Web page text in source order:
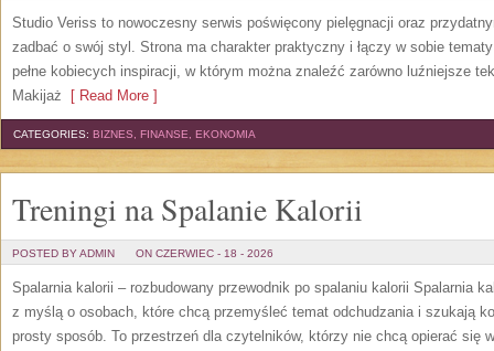
Studio Veriss to nowoczesny serwis poświęcony pielęgnacji oraz
zadbać o swój styl. Strona ma charakter praktyczny i łączy w sobie
pełne kobiecych inspiracji, w którym można znaleźć zarówno luźniejsze
Makijaż [ Read More ]
CATEGORIES: BIZNES, FINANSE, EKONOMIA
Treningi na Spalanie Kalorii
POSTED BY ADMIN ON CZERWIEC - 18 - 2026
Spalarnia kalorii – rozbudowany przewodnik po spalaniu kalorii Spalarnia
z myślą o osobach, które chcą przemyśleć temat odchudzania i szukają
prosty sposób. To przestrzeń dla czytelników, którzy nie chcą opierać się